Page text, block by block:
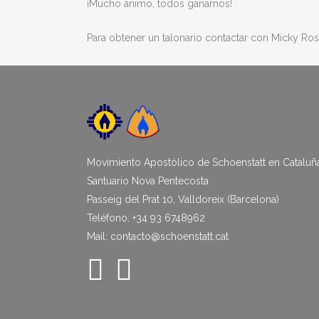
¡Mucho ánimo, todos ganamos!
Para obtener un talonario contactar con Micky
Movimiento Apostólico de Schoenstatt en
Santuario Nova Pentecosta
Passeig del Prat 10, Valldoreix (Barcelona)
Teléfono: +34 93 6748962
Mail: contacto@schoenstatt.cat